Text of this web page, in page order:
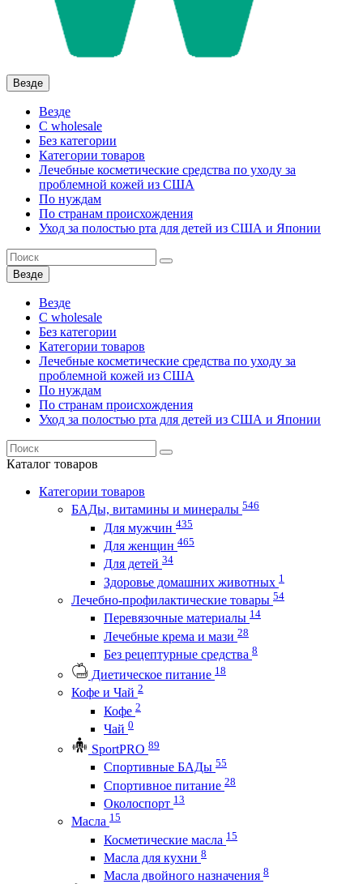
Везде
Везде
C wholesale
Без категории
Категории товаров
Лечебные косметические средства по уходу за
проблемной кожей из США
По нуждам
По странам происхождения
Уход за полостью рта для детей из США и Японии
Везде
Везде
C wholesale
Без категории
Категории товаров
Лечебные косметические средства по уходу за
проблемной кожей из США
По нуждам
По странам происхождения
Уход за полостью рта для детей из США и Японии
Каталог товаров
Категории товаров
БАДы, витамины и минералы 546
Для мужчин 435
Для женщин 465
Для детей 34
Здоровье домашних животных 1
Лечебно-профилактические товары 54
Перевязочные материалы 14
Лечебные крема и мази 28
Без рецептурные средства 8
Диетическое питание 18
Кофе и Чай 2
Кофе 2
Чай 0
SportPRO 89
Спортивные БАДы 55
Спортивное питание 28
Околоспорт 13
Масла 15
Косметические масла 15
Масла для кухни 8
Масла двойного назначения 8